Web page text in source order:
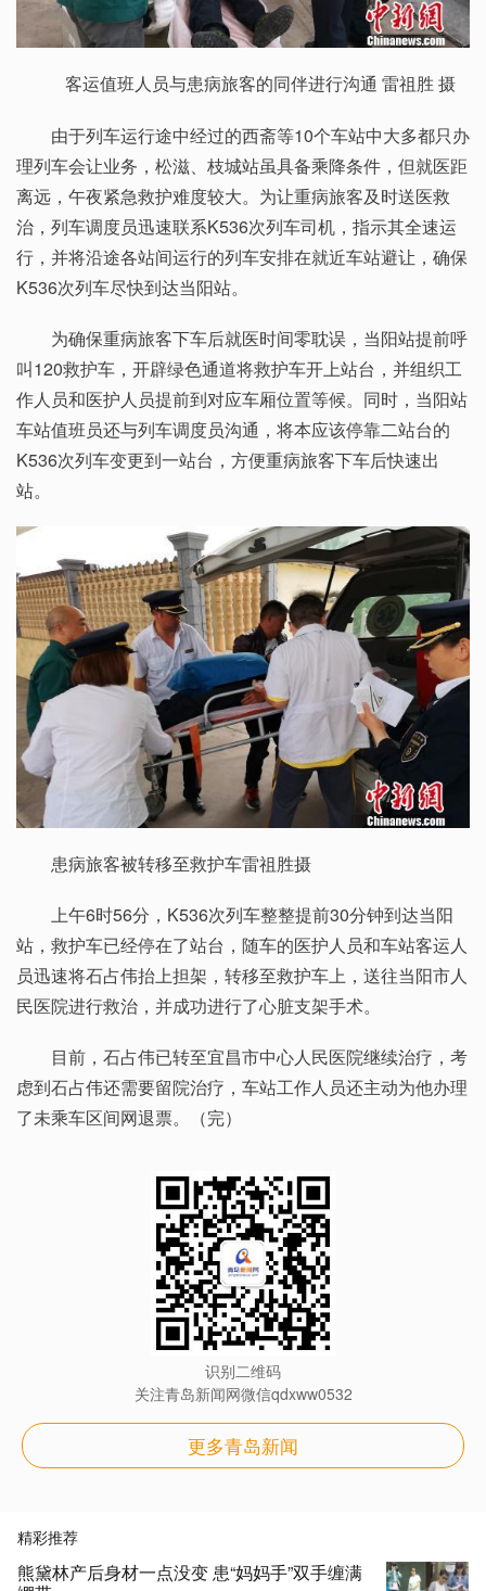
客运值班人员与患病旅客的同伴进行沟通 雷祖胜 摄
由于列车运行途中经过的西斋等10个车站中大多都只办
理列车会让业务，松滋、枝城站虽具备乘降条件，但就医距
离远，午夜紧急救护难度较大。为让重病旅客及时送医救
治，列车调度员迅速联系K536次列车司机，指示其全速运
行，并将沿途各站间运行的列车安排在就近车站避让，确保
K536次列车尽快到达当阳站。
为确保重病旅客下车后就医时间零耽误，当阳站提前呼
叫120救护车，开辟绿色通道将救护车开上站台，并组织工
作人员和医护人员提前到对应车厢位置等候。同时，当阳站
车站值班员还与列车调度员沟通，将本应该停靠二站台的
K536次列车变更到一站台，方便重病旅客下车后快速出
站。
患病旅客被转移至救护车雷祖胜摄
上午6时56分，K536次列车整整提前30分钟到达当阳
站，救护车已经停在了站台，随车的医护人员和车站客运人
员迅速将石占伟抬上担架，转移至救护车上，送往当阳市人
民医院进行救治，并成功进行了心脏支架手术。
目前，石占伟已转至宜昌市中心人民医院继续治疗，考
虑到石占伟还需要留院治疗，车站工作人员还主动为他办理
了未乘车区间网退票。（完）
识别二维码
关注青岛新闻网微信qdxww0532
更多青岛新闻
精彩推荐
熊黛林产后身材一点没变 患“妈妈手”双手缠满